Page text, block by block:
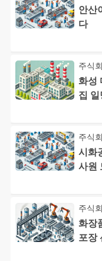
안산
다
주식
화성
집
주식
시화
사원
주식
화장
포장